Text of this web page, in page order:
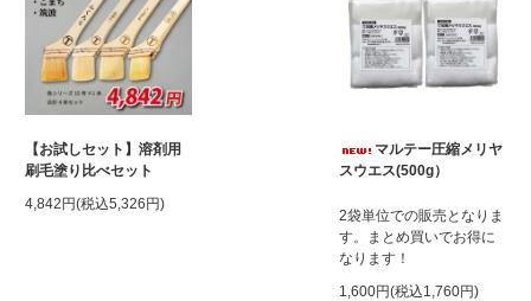
【お試しセット】溶剤用
刷毛塗り比べセット
4,842円(税込5,326円)
マルテー圧縮メリヤ
スウエス(500g）
2袋単位での販売となりま
す。まとめ買いでお得に
なります！
1,600円(税込1,760円)